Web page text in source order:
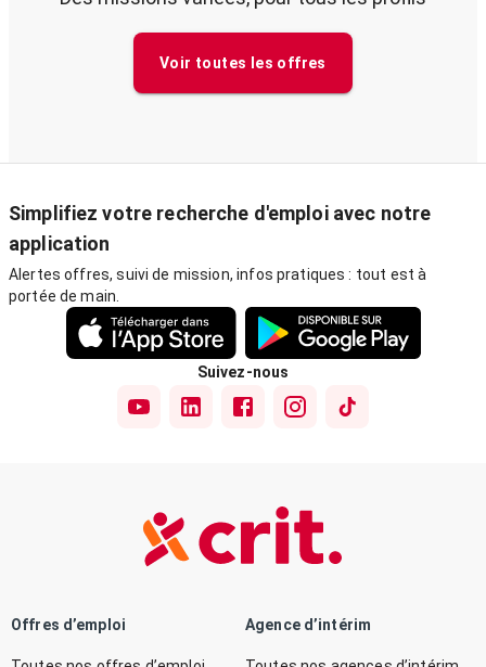
Voir toutes les offres
Simplifiez votre recherche d'emploi avec notre
application
Alertes offres, suivi de mission, infos pratiques : tout est à
portée de main.
Suivez-nous
Offres d’emploi Agence d’intérim